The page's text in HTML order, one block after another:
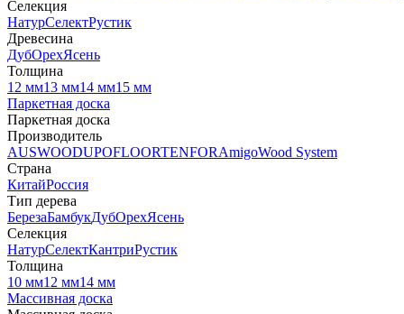
Селекция
НатурСелектРустик
Древесина
ДубОрехЯсень
Толщина
12 мм13 мм14 мм15 мм
Паркетная доска
Паркетная доска
Производитель
AUSWOODUPOFLOORTENFORAmigoWood System
Страна
КитайРоссия
Тип дерева
БерезаБамбукДубОрехЯсень
Селекция
НатурСелектКантриРустик
Толщина
10 мм12 мм14 мм
Массивная доска